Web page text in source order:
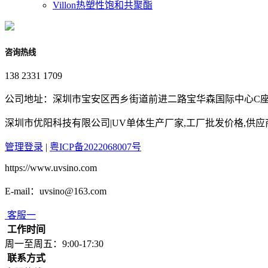
Villon热塑性饱和共聚酯
咨询热线
138 2331 1709
公司地址：深圳市宝安区西乡街道前进二路宝华森国际中心C
深圳市优阳科技有限公司|UV单体生产厂家,工厂批发价格,供应
管理登录 | 粤ICP备2022068007号
https://www.uvsino.com
E-mail：uvsino@163.com
客服一
工作时间
周一至周五：9:00-17:30
联系方式